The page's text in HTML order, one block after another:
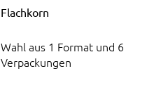
Flachkorn
Wahl aus 1 Format und 6
Verpackungen